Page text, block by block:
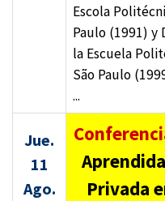
Escola
Paulo (1991) y
la Escuela
São Paulo
...
Jue.
11
Ago.
Privada